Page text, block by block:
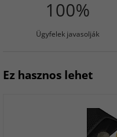
100%
Ügyfelek javasolják
Ez hasznos lehet